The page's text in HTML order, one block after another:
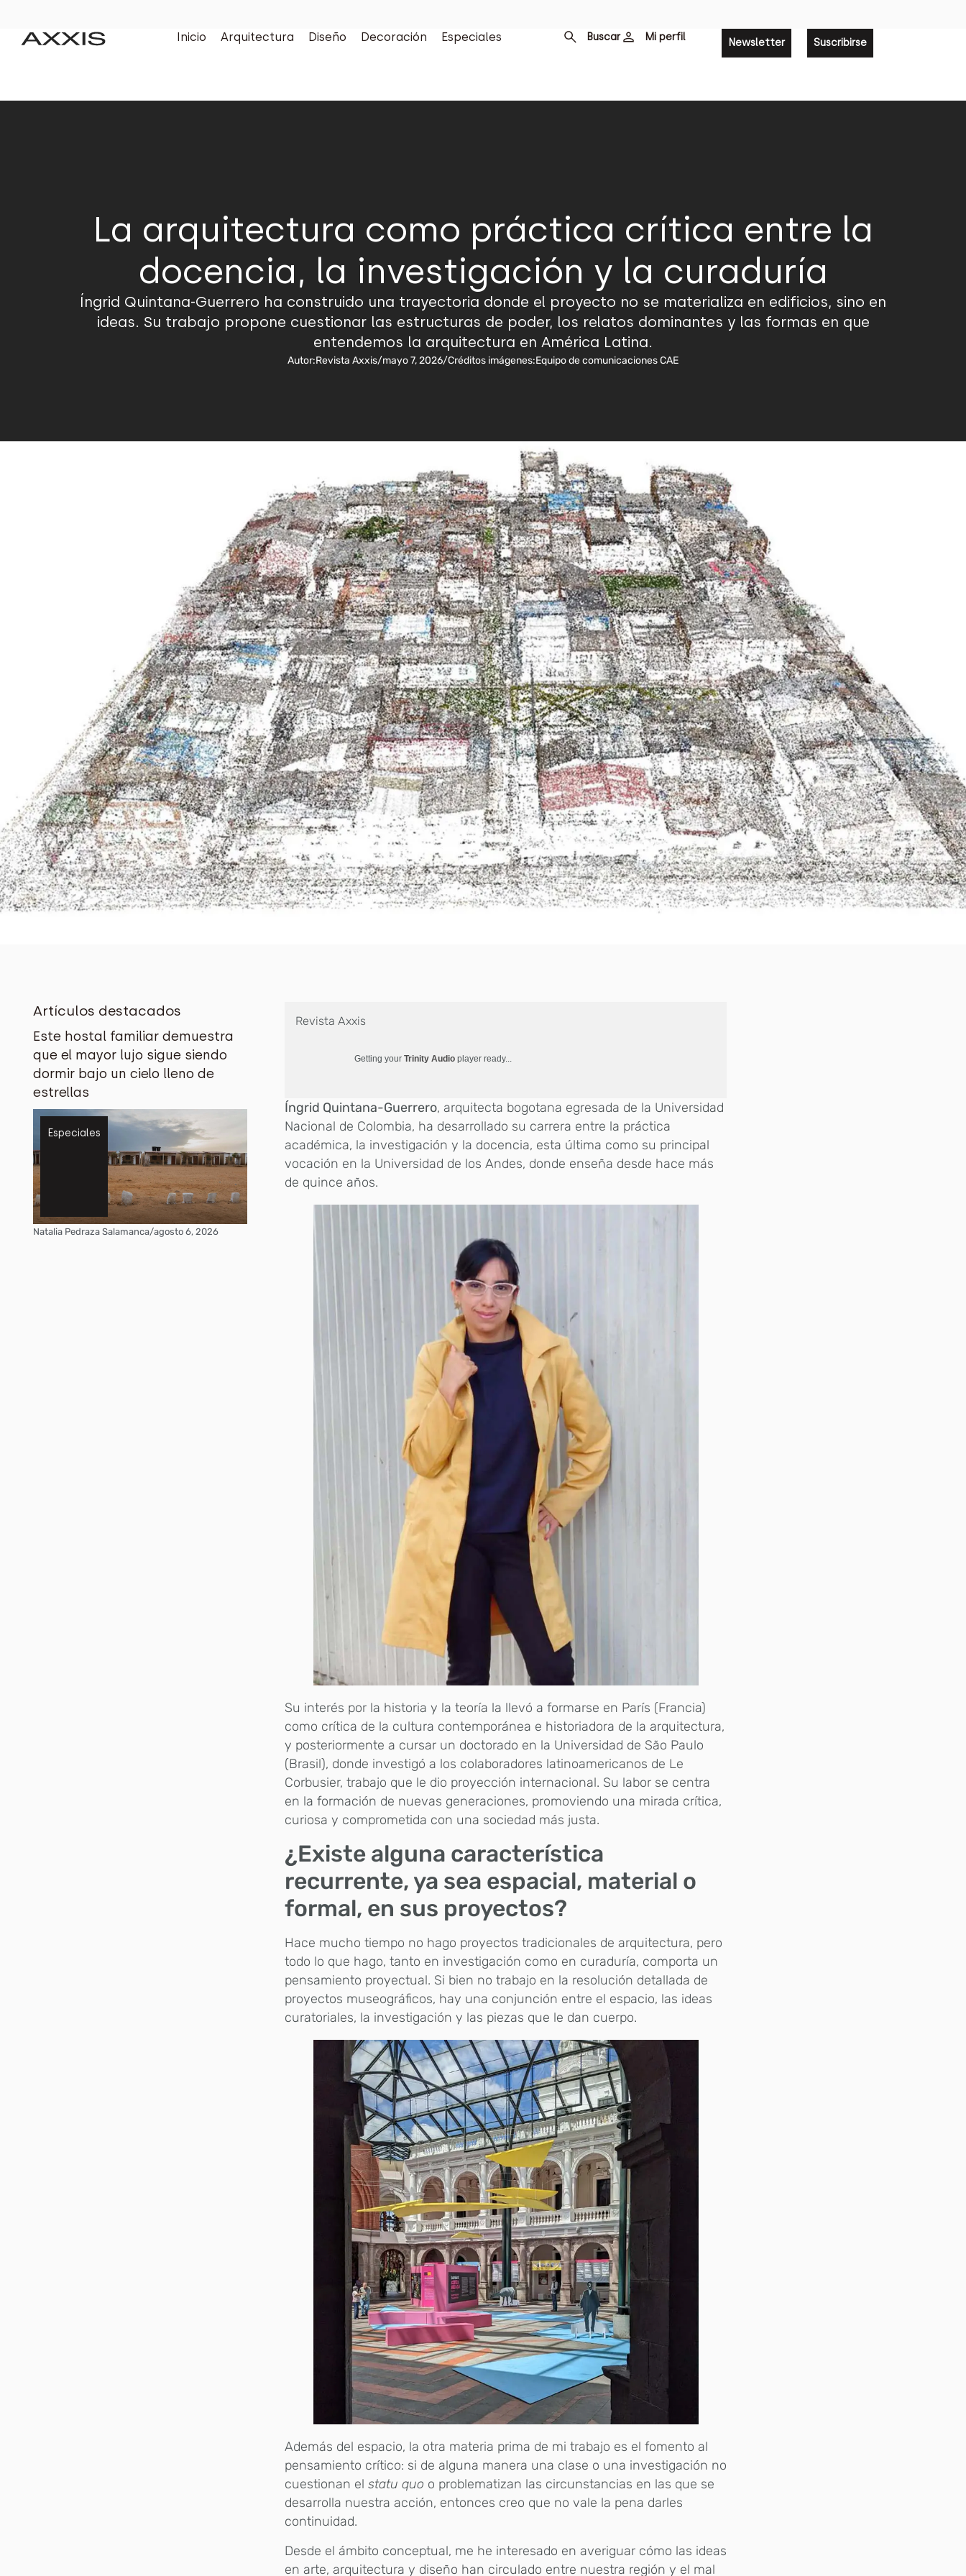
Inicio Arquitectura Diseño Decoración Especiales Buscar Mi perfil Newsletter Suscribirse
La arquitectura como práctica crítica entre la
docencia, la investigación y la curaduría
Íngrid Quintana-Guerrero ha construido una trayectoria donde el proyecto no se materializa en edificios, sino en
ideas. Su trabajo propone cuestionar las estructuras de poder, los relatos dominantes y las formas en que
entendemos la arquitectura en América Latina.
Autor:Revista Axxis/mayo 7, 2026/Créditos imágenes:Equipo de comunicaciones CAE
Artículos destacados
Este hostal familiar demuestra
que el mayor lujo sigue siendo
dormir bajo un cielo lleno de
estrellas
Especiales
Natalia Pedraza Salamanca/agosto 6, 2026
Revista Axxis
Getting yourTrinity Audio player ready...
Íngrid Quintana-Guerrero, arquitecta bogotana egresada de la Universidad
Nacional de Colombia, ha desarrollado su carrera entre la práctica
académica, la investigación y la docencia, esta última como su principal
vocación en la Universidad de los Andes, donde enseña desde hace más
de quince años.
Su interés por la historia y la teoría la llevó a formarse en París (Francia)
como crítica de la cultura contemporánea e historiadora de la arquitectura,
y posteriormente a cursar un doctorado en la Universidad de São Paulo
(Brasil), donde investigó a los colaboradores latinoamericanos de Le
Corbusier, trabajo que le dio proyección internacional. Su labor se centra
en la formación de nuevas generaciones, promoviendo una mirada crítica,
curiosa y comprometida con una sociedad más justa.
¿Existe alguna característica
recurrente, ya sea espacial, material o
formal, en sus proyectos?
Hace mucho tiempo no hago proyectos tradicionales de arquitectura, pero
todo lo que hago, tanto en investigación como en curaduría, comporta un
pensamiento proyectual. Si bien no trabajo en la resolución detallada de
proyectos museográficos, hay una conjunción entre el espacio, las ideas
curatoriales, la investigación y las piezas que le dan cuerpo.
Además del espacio, la otra materia prima de mi trabajo es el fomento al
pensamiento crítico: si de alguna manera una clase o una investigación no
cuestionan elstatu quo o problematizan las circunstancias en las que se
desarrolla nuestra acción, entonces creo que no vale la pena darles
continuidad.
Desde el ámbito conceptual, me he interesado en averiguar cómo las ideas
en arte, arquitectura y diseño han circulado entre nuestra región y el mal